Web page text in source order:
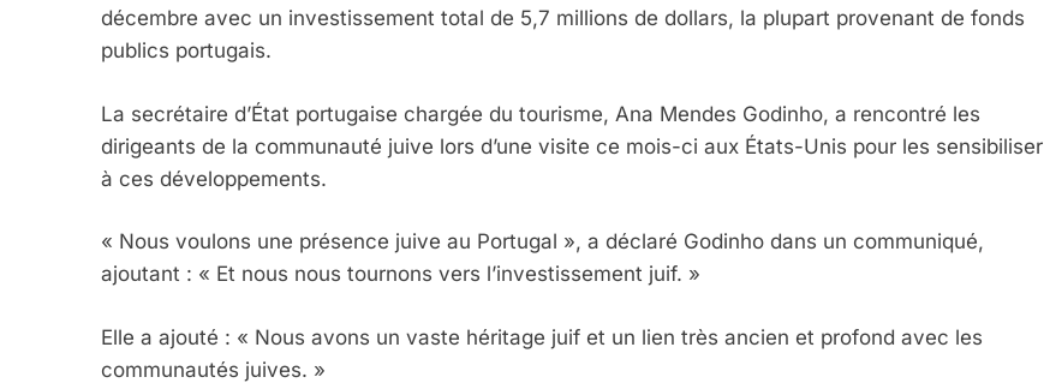
décembre avec un investissement total de 5,7 millions de dollars, la plupart provenant de fonds
publics portugais.
La secrétaire d’État portugaise chargée du tourisme, Ana Mendes Godinho, a rencontré les
dirigeants de la communauté juive lors d’une visite ce mois-ci aux États-Unis pour les sensibiliser
à ces développements.
« Nous voulons une présence juive au Portugal », a déclaré Godinho dans un communiqué,
ajoutant : « Et nous nous tournons vers l’investissement juif. »
Elle a ajouté : « Nous avons un vaste héritage juif et un lien très ancien et profond avec les
communautés juives. »
ISRAÉL JUDAISME
7
CE QUI NOUS MANQUE – Jacques Hadida